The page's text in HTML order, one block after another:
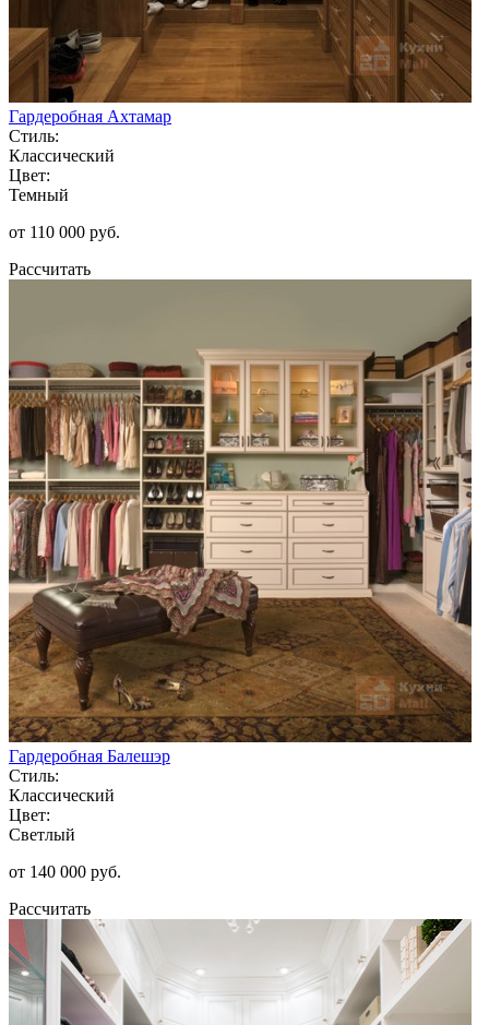
Гардеробная Ахтамар
Стиль:
Классический
Цвет:
Темный
от 110 000 руб.
Рассчитать
Гардеробная Балешэр
Стиль:
Классический
Цвет:
Светлый
от 140 000 руб.
Рассчитать